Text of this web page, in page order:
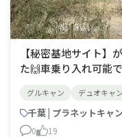
【秘密基地サイト】
た🙌車乗り入れ可能
グルキャン デュオキャン
千葉 | プラネットキャ
0 19